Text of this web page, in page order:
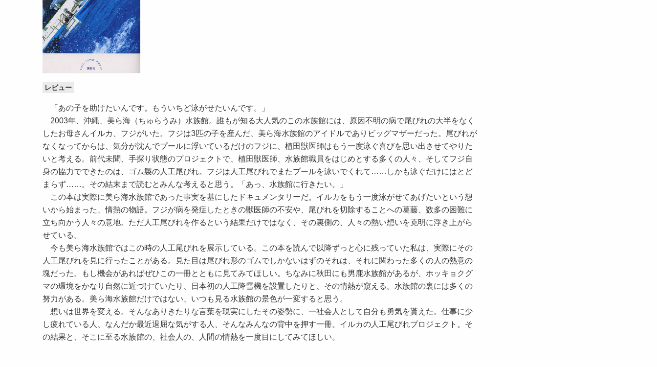
レビュー
「あの子を助けたいんです。もういちど泳がせたいんです。」
2003年、沖縄、美ら海（ちゅらうみ）水族館。誰もが知る大人気のこの水族館には、原因不明の病で尾びれの大半をなく
したお母さんイルカ、フジがいた。フジは3匹の子を産んだ、美ら海水族館のアイドルでありビッグマザーだった。尾びれが
なくなってからは、気分が沈んでプールに浮いているだけのフジに、植田獣医師はもう一度泳ぐ喜びを思い出させてやりた
いと考える。前代未聞、手探り状態のプロジェクトで、植田獣医師、水族館職員をはじめとする多くの人々、そしてフジ自
身の協力でできたのは、ゴム製の人工尾びれ。フジは人工尾びれでまたプールを泳いでくれて……しかも泳ぐだけにはとど
まらず……。その結末まで読むとみんな考えると思う。「あっ、水族館に行きたい。」
この本は実際に美ら海水族館であった事実を基にしたドキュメンタリーだ。イルカをもう一度泳がせてあげたいという想
いから始まった、情熱の物語。フジが病を発症したときの獣医師の不安や、尾びれを切除することへの葛藤、数多の困難に
立ち向かう人々の意地。ただ人工尾びれを作るという結果だけではなく、その裏側の、人々の熱い想いを克明に浮き上がら
せている。
今も美ら海水族館ではこの時の人工尾びれを展示している。この本を読んで以降ずっと心に残っていた私は、実際にその
人工尾びれを見に行ったことがある。見た目は尾びれ形のゴムでしかないはずのそれは、それに関わった多くの人の熱意の
塊だった。もし機会があればぜひこの一冊とともに見てみてほしい。ちなみに秋田にも男鹿水族館があるが、ホッキョクグ
マの環境をかなり自然に近づけていたり、日本初の人工降雪機を設置したりと、その情熱が窺える。水族館の裏には多くの
努力がある。美ら海水族館だけではない、いつも見る水族館の景色が一変すると思う。
想いは世界を変える。そんなありきたりな言葉を現実にしたその姿勢に、一社会人として自分も勇気を貰えた。仕事に少
し疲れている人、なんだか最近退屈な気がする人、そんなみんなの背中を押す一冊。イルカの人工尾びれプロジェクト。そ
の結果と、そこに至る水族館の、社会人の、人間の情熱を一度目にしてみてほしい。